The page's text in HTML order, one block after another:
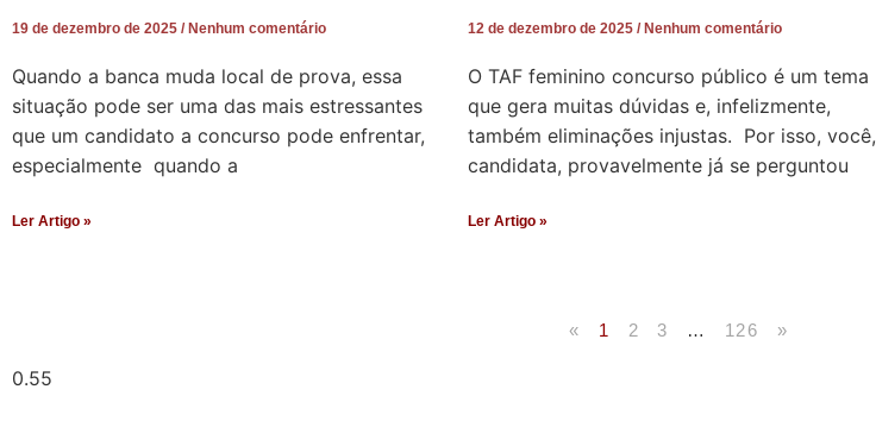
19 de dezembro de 2025 Nenhum comentário
Quando a banca muda local de prova, essa
situação pode ser uma das mais estressantes
que um candidato a concurso pode enfrentar,
especialmente quando a
Ler Artigo »
12 de dezembro de 2025 Nenhum comentário
O TAF feminino concurso público é um tema
que gera muitas dúvidas e, infelizmente,
também eliminações injustas. Por isso, você,
candidata, provavelmente já se perguntou
Ler Artigo »
« 1 2 3 … 126 »